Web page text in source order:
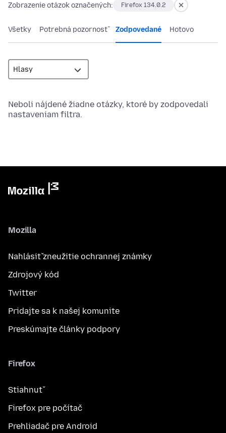
Zobrazenie otázok označených: Firefox 134.0.2
Všetky Potrebná pozornosť Zodpovedané Hotovo
Neboli nájdené žiadne otázky, ktoré by zodpovedali
nastaveniam filtra.
Mozilla
Nahlásiť zneužitie ochrannej známky
Zdrojový kód
Twitter
Pridajte sa k našej komunite
Preskúmajte články podpory
Firefox
Stiahnuť
Firefox pre počítač
Prehliadač pre Android